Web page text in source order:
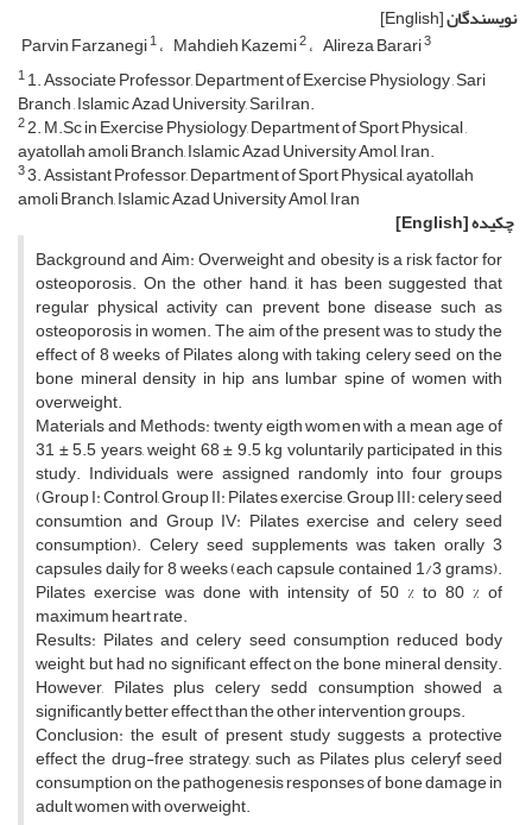
نویسندگان[English]
Parvin Farzanegi1 Mahdieh Kazemi2 Alireza Barari3
11. Associate Professor, Department of Exercise Physiology , Sari
Branch , Islamic Azad University, Sari,Iran.
22. M.Sc in Exercise Physiology, Department of Sport Physical ,
ayatollah amoli Branch, Islamic Azad University Amol, Iran.
33. Assistant Professor, Department of Sport Physical, ayatollah
amoli Branch, Islamic Azad University Amol, Iran
چکیده[English]
Background and Aim: Overweight and obesity is a risk factor for
osteoporosis. On the other hand, it has been suggested that
regular physical activity can prevent bone disease such as
osteoporosis in women. The aim of the present was to study the
effect of 8 weeks of Pilates along with taking celery seed on the
bone mineral density in hip ans lumbar spine of women with
overweight.
Materials and Methods: twenty eigth women with a mean age of
31 ± 5.5 years, weight 68 ± 9.5 kg voluntarily participated in this
study. Individuals were assigned randomly into four groups
(Group I: Control, Group II: Pilates exercise, Group III: celery seed
consumtion and Group IV: Pilates exercise and celery seed
consumption). Celery seed supplements was taken orally 3
capsules daily for 8 weeks (each capsule contained 1/3 grams).
Pilates exercise was done with intensity of 50 % to 80 % of
maximum heart rate.
Results: Pilates and celery seed consumption reduced body
weight, but had no significant effect on the bone mineral density.
However, Pilates plus celery sedd consumption showed a
significantly better effect than the other intervention groups.
Conclusion: the esult of present study suggests a protective
effect the drug-free strategy, such as Pilates plus celeryf seed
consumption on the pathogenesis responses of bone damage in
adult women with overweight.